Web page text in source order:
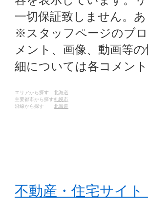
一切保証致しません。
※スタッフページのブ
メント、画像、動画等
細については各コメン
エリアから探す
北海道
主要都市から探す札幌市
沿線から探す
北海道
不動産・住宅サイ